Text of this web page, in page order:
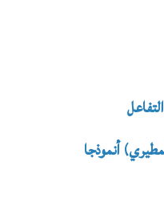
أنموذجا